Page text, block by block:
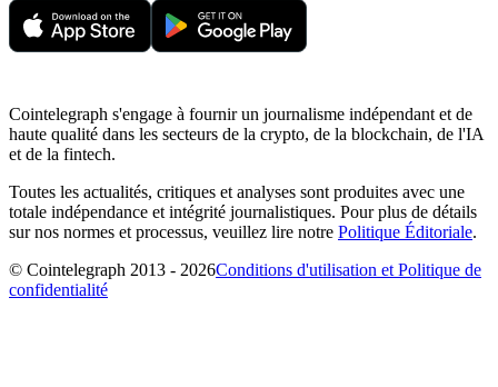
Cointelegraph s'engage à fournir un journalisme indépendant et de
haute qualité dans les secteurs de la crypto, de la blockchain, de l'IA
et de la fintech.
Toutes les actualités, critiques et analyses sont produites avec une
totale indépendance et intégrité journalistiques. Pour plus de détails
sur nos normes et processus, veuillez lire notre Politique Éditoriale.
© Cointelegraph 2013 - 2026Conditions d'utilisation et Politique de
confidentialité